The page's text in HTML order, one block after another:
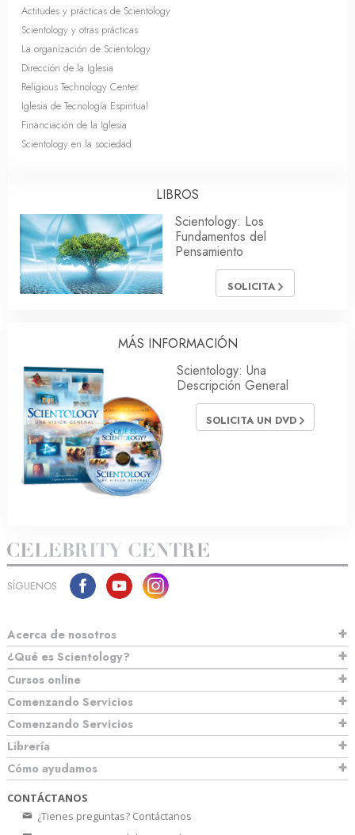
Actitudes y prácticas de Scientology
Scientology y otras prácticas
La organización de Scientology
Dirección de la Iglesia
Religious Technology Center
Iglesia de Tecnología Espiritual
Financiación de la Iglesia
Scientology en la sociedad
LIBROS
Scientology: Los
Fundamentos del
Pensamiento
SOLICITA
MÁS INFORMACIÓN
Scientology: Una
Descripción General
SOLICITA UN DVD
SÍGUENOS
Acerca de nosotros
¿Qué es Scientology?
Cursos online
Comenzando Servicios
Comenzando Servicios
Librería
Cómo ayudamos
CONTÁCTANOS
¿Tienes preguntas? Contáctanos